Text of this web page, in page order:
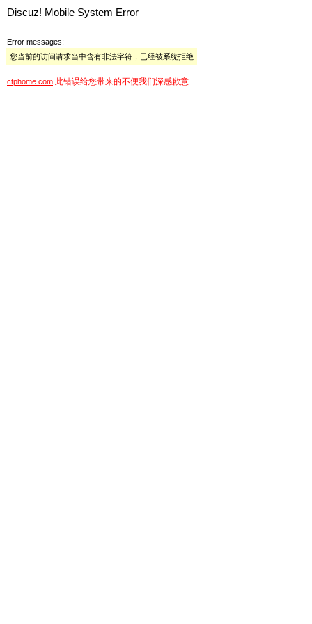
Discuz! Mobile System Error
Error messages:
您当前的访问请求当中含有非法字符，已经被系统拒绝
ctphome.com 此错误给您带来的不便我们深感歉意